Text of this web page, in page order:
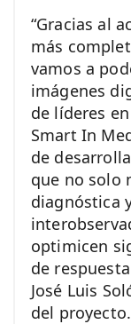
“Gracias al
más
vamos a
imágenes
de líderes
Smart In
de
que no solo
diagnóstica
optimicen
de
José Luis
del proyecto.